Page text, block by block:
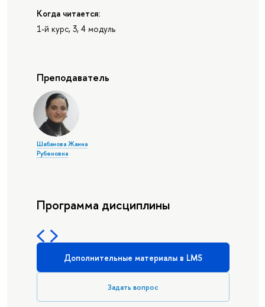
Когда читается:
1-й курс, 3, 4 модуль
Преподаватель
Шабанова Жанна
Рубеновна
Программа дисциплины
Дополнительные материалы в LMS
Задать вопрос